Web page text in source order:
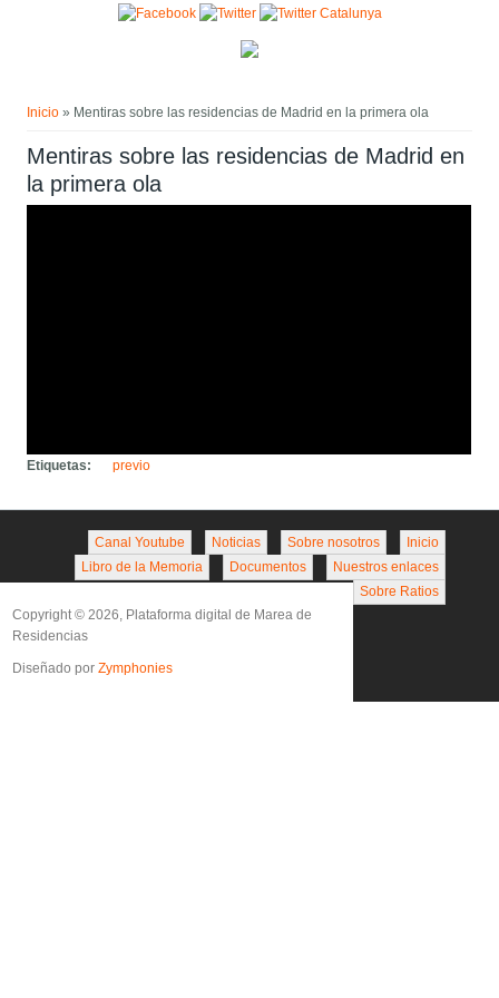
Pasar al contenido principal
Inicio » Mentiras sobre las residencias de Madrid en la primera ola
Mentiras sobre las residencias de Madrid en
la primera ola
Etiquetas: previo
Inicio
Sobre nosotros
Noticias
Canal Youtube
Nuestros enlaces
Documentos
Libro de la Memoria
Sobre Ratios
Copyright © 2026, Plataforma digital de Marea de
Residencias
Diseñado porZymphonies